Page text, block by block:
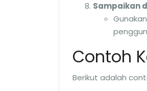
Sampaikan
Contoh
Berikut adalah